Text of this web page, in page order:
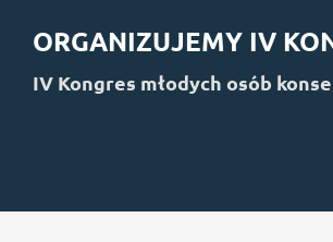
t
ORGANIZUJEMY IV
IV Kongres młodych osób